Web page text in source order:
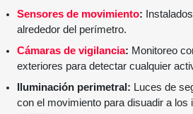
Sensores de movimiento:
alrededor del perímetro.
Cámaras de vigilancia: Monitoreo
exteriores para detectar cualquier
Iluminación perimetral: Luces de
con el movimiento para disuadir a los